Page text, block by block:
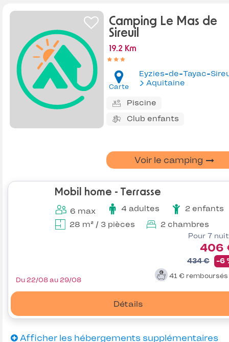
Camping Le Mas de
Sireuil
19.2 Km
Carte
Eyzies-de-Tayac-
Aquitaine
Piscine
Club enfants
Voir le camping
Mobil home - Terrasse
6 max 4 adultes
2 enfants
28 m² / 3 pièces
2 chambres
Pour 7
406
434 € -6
41 € remboursés
Détails
Du 22/08 au 29/08
Afficher les hébergements supplémentaires